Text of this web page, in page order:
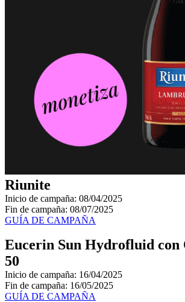
Riunite
Inicio de campaña: 08/04/2025
Fin de campaña: 08/07/2025
GUÍA DE CAMPAÑA
Eucerin Sun Hydrofluid con
50
Inicio de campaña: 16/04/2025
Fin de campaña: 16/05/2025
GUÍA DE CAMPAÑA